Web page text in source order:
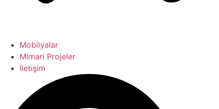
Mobilyalar
Mimari Projeler
İletişim